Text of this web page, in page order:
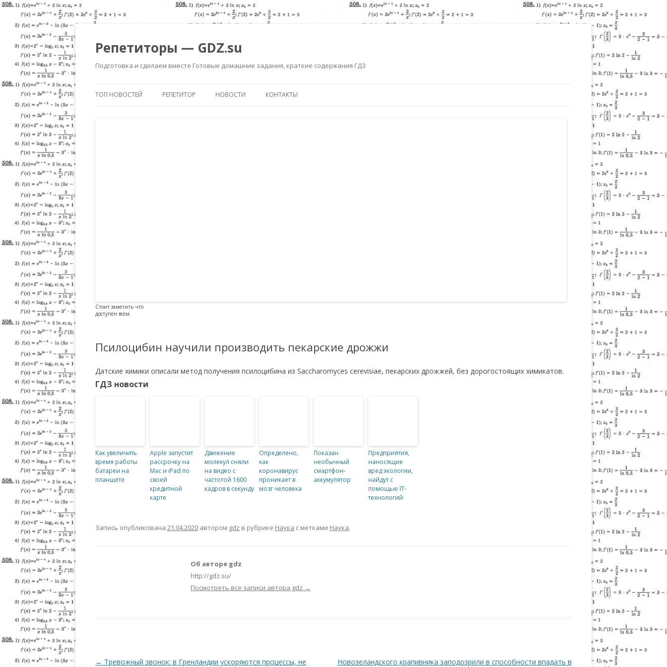
Репетиторы — GDZ.su
Подготовка и сделаем вместе Готовые домашние задания, краткие содержания ГДЗ
ТОП НОВОСТЕЙ РЕПЕТИТОР НОВОСТИ КОНТАКТЫ
Стоит заметить что
доступен всем.
Псилоцибин научили производить пекарские дрожжи
Датские химики описали метод получения псилоцибина из Saccharomyces cerevisiae, пекарских дрожжей, без дорогостоящих химикатов.
ГДЗ новости
Как увеличить
время работы
батареи на
планшете
Apple запустит
рассрочку на
Mac и iPad по
своей
кредитной
карте
Движение
молекул сняли
на видео с
частотой 1600
кадров в секунду
Определено,
как
коронавирус
проникает в
мозг человека
Показан
необычный
смартфон-
аккумулятор
Предприятия,
наносящие
вред экологии,
найдут с
помощью IT-
технологий
Запись опубликована 21.04.2020 автором gdz в рубрике Наука с метками Наука.
Об авторе gdz
http://gdz.su/
Посмотреть все записи автора gdz →
Навигация по записям
← Тревожный звонок: в Гренландии ускоряются процессы, не Новозеландского крапивника заподозрили в способности впадать в